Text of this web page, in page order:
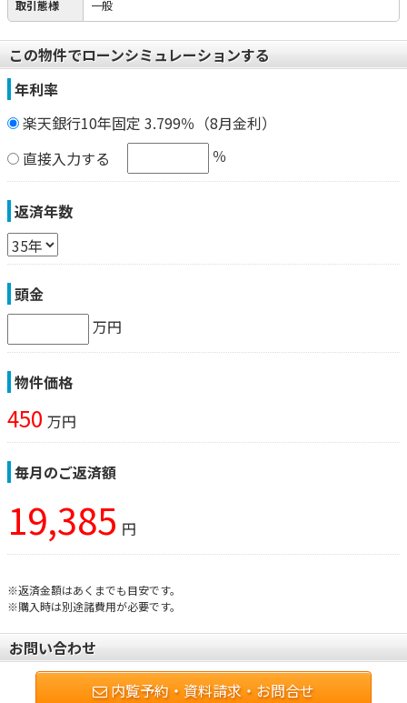
取引態様 一般
この物件でローンシミュレーションする
年利率
楽天銀行10年固定 3.799％（8月金利）
直接入力する
％
返済年数
頭金
万円
物件価格
450 万円
毎月のご返済額
19,385 円
※返済金額はあくまでも目安です。
※購入時は別途諸費用が必要です。
お問い合わせ
内覧予約・資料請求・お問合せ